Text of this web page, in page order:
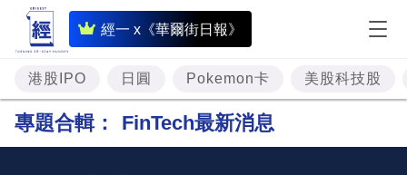
經一 x《華爾街日報》
即
時
財
經
港股IPO 日圓 Pokemon卡 美股科技股
專題合輯： FinTech最新消息